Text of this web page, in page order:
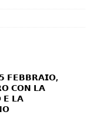
𝗙𝗘𝗕𝗕𝗥𝗔𝗜𝗢,
𝗖𝗢𝗡 𝗟𝗔
𝗘 𝗟𝗔